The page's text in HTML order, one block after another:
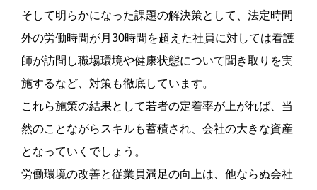
そして明らかになった課題の解決策として、法定時間
外の労働時間が月30時間を超えた社員に対しては看護
師が訪問し職場環境や健康状態について聞き取りを実
施するなど、対策も徹底しています。
これら施策の結果として若者の定着率が上がれば、当
然のことながらスキルも蓄積され、会社の大きな資産
となっていくでしょう。
労働環境の改善と従業員満足の向上は、他ならぬ会社